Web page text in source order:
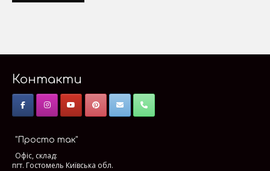
Контакти
"Просто так"
Офіс, склад:
пгт. Гостомель Київська обл.